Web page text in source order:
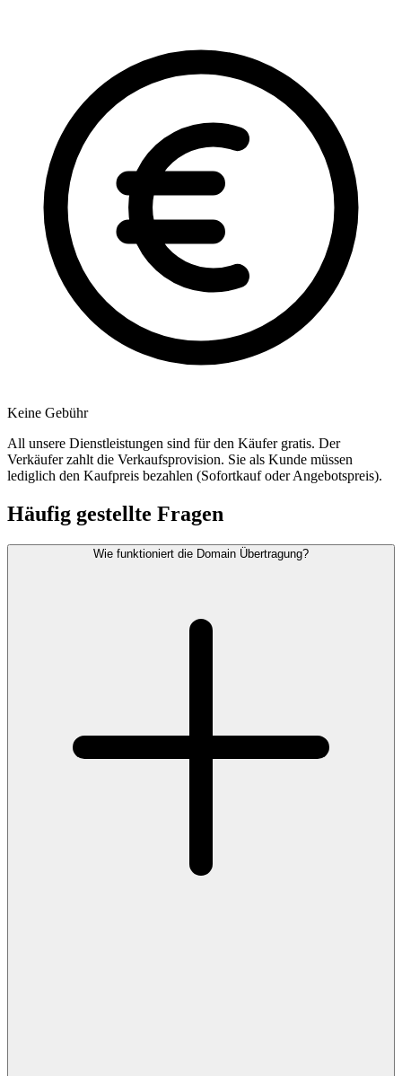
Keine Gebühr
All unsere Dienstleistungen sind für den Käufer gratis. Der
Verkäufer zahlt die Verkaufsprovision. Sie als Kunde müssen
lediglich den Kaufpreis bezahlen (Sofortkauf oder Angebotspreis).
Häufig gestellte Fragen
Wie funktioniert die Domain Übertragung?